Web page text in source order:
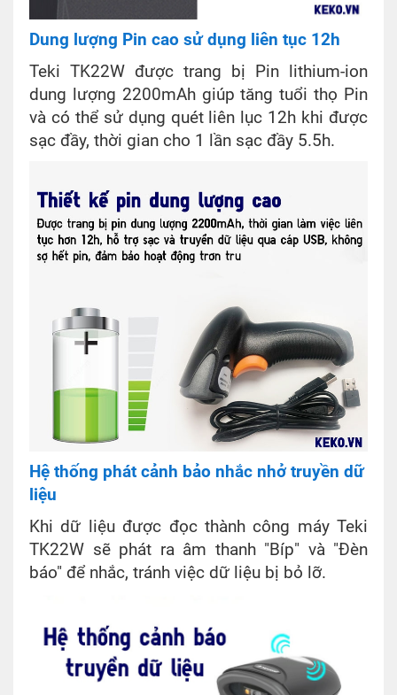
Dung lượng Pin cao sử dụng liên tục 12h
Teki TK22W được trang bị Pin lithium-ion
dung lượng 2200mAh giúp tăng tuổi thọ Pin
và có thể sử dụng quét liên lục 12h khi được
sạc đầy, thời gian cho 1 lần sạc đầy 5.5h.
Hệ thống phát cảnh bảo nhắc nhở truyền dữ
liệu
Khi dữ liệu được đọc thành công máy Teki
TK22W sẽ phát ra âm thanh "Bíp" và "Đèn
báo" để nhắc, tránh việc dữ liệu bị bỏ lỡ.